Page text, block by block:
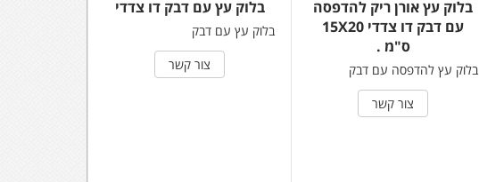
בלוק עץ אורן ריק להדפסה
עם דבק דו צדדי 15X20
ס"מ .
בלוק עץ להדפסה עם דבק
צור קשר
בלוק עץ עם דבק דו צדדי
בלוק עץ עם דבק
צור קשר